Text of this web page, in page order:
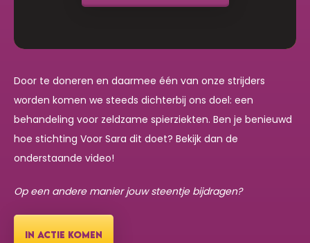
Door te doneren en daarmee één van onze strijders
worden komen we steeds dichterbij ons doel: een
behandeling voor zeldzame spierziekten. Ben je benieuwd
hoe stichting Voor Sara dit doet? Bekijk dan de
onderstaande video!
Op een andere manier jouw steentje bijdragen?
IN ACTIE KOMEN